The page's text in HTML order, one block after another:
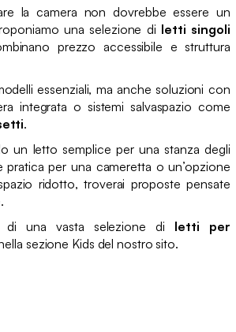
la camera non dovrebbe essere un
una selezione di letti singoli
prezzo accessibile e struttura
essenziali, ma anche soluzioni con
integrata o sistemi salvaspazio come
.
un letto semplice per una stanza degli
pratica per una cameretta o un’opzione
ridotto, troverai proposte pensate
di una vasta selezione di letti per
sezione Kids del nostro sito.